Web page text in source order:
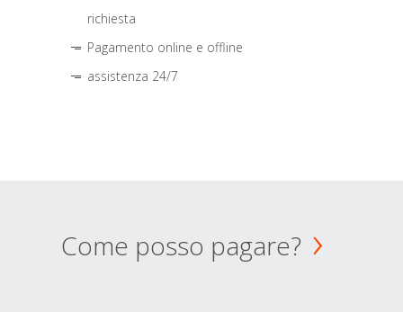
richiesta
Pagamento online e offline
assistenza 24/7
Come posso pagare?